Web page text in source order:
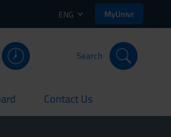
ENG MyUnivr
Search
Contact Us
current